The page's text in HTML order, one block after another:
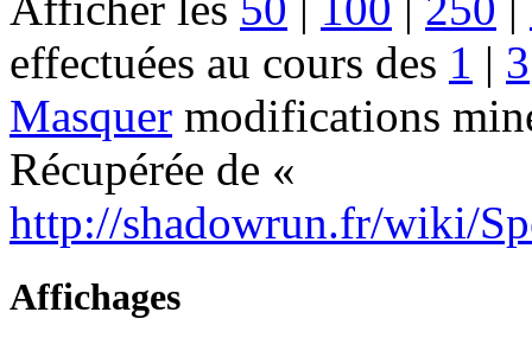
effectuées au cours des 1 | 3
Masquer modifications
Récupérée de «
http://shadowrun.fr/wiki/
Affichages